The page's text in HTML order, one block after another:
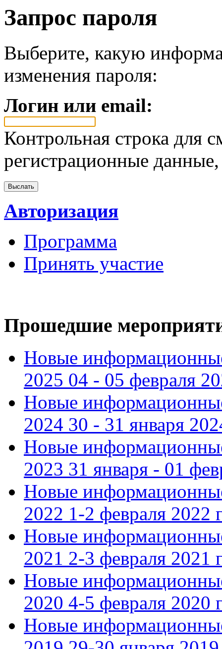
Запрос пароля
Выберите, какую
изменения пароля:
Логин или email:
Контрольная строка для
регистрационные
Авторизация
Программа
Принять участие
Прошедшие
Новые
2025 04 - 05 февраля
Новые
2024 30 - 31 января
Новые
2023 31 января - 01
Новые
2022 1-2 февраля 2022
Новые
2021 2-3 февраля 2021
Новые
2020 4-5 февраля 2020
Новые